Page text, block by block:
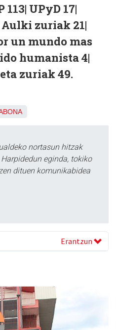
113| UPyD 17|
Aulki zuriak 21|
un mundo mas
humanista 4|
zuriak 49.
nortasun hitzak
eginda, tokiko
dituen komunikabidea
Erantzun